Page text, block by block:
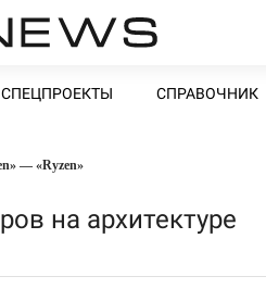
СПЕЦПРОЕКТЫ СПРАВОЧНИК
— «Ryzen»
на архитектуре